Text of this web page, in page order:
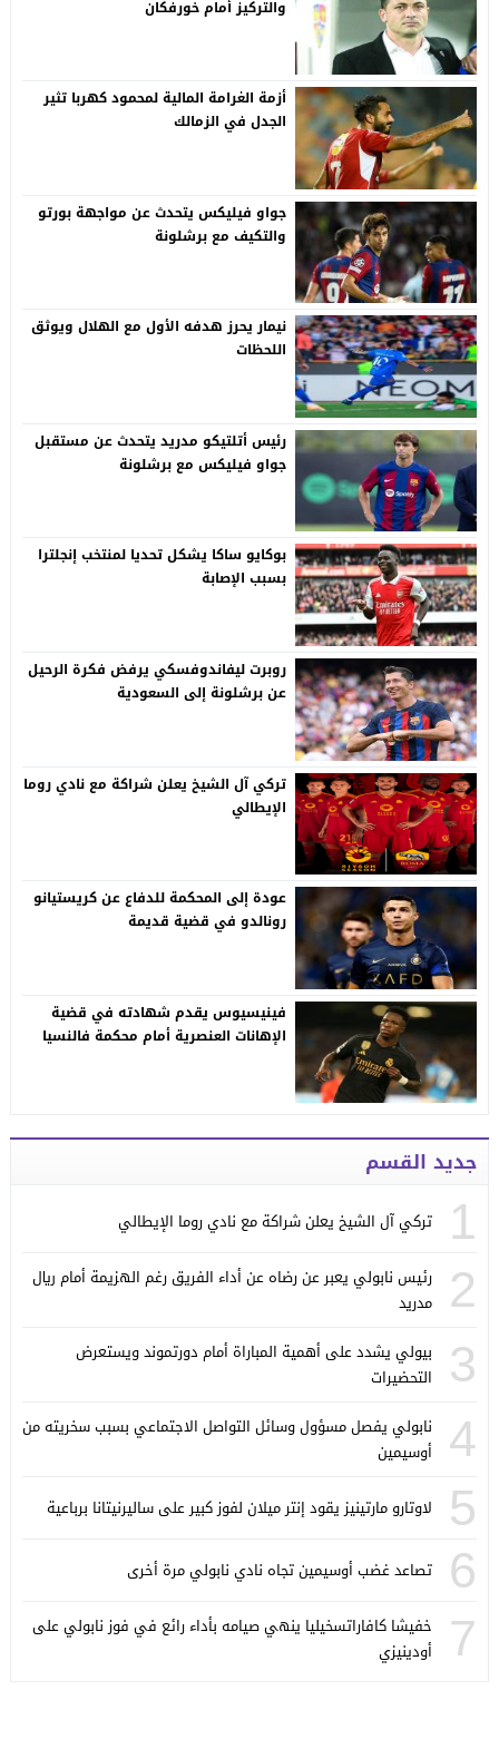
والتركيز أمام خورفكان
أزمة الغرامة المالية لمحمود كهربا تثير
الجدل في الزمالك
جواو فيليكس يتحدث عن مواجهة بورتو
والتكيف مع برشلونة
نيمار يحرز هدفه الأول مع الهلال ويوثق
اللحظات
رئيس أتلتيكو مدريد يتحدث عن مستقبل
جواو فيليكس مع برشلونة
بوكايو ساكا يشكل تحديا لمنتخب إنجلترا
بسبب الإصابة
روبرت ليفاندوفسكي يرفض فكرة الرحيل
عن برشلونة إلى السعودية
تركي آل الشيخ يعلن شراكة مع نادي روما
الإيطالي
عودة إلى المحكمة للدفاع عن كريستيانو
رونالدو في قضية قديمة
فينيسيوس يقدم شهادته في قضية
الإهانات العنصرية أمام محكمة فالنسيا
جديد القسم
1 تركي آل الشيخ يعلن شراكة مع نادي روما الإيطالي
2
رئيس نابولي يعبر عن رضاه عن أداء الفريق رغم الهزيمة أمام ريال
مدريد
3
بيولي يشدد على أهمية المباراة أمام دورتموند ويستعرض
التحضيرات
4
نابولي يفصل مسؤول وسائل التواصل الاجتماعي بسبب سخريته من
أوسيمين
5 لاوتارو مارتينيز يقود إنتر ميلان لفوز كبير على ساليرنيتانا برباعية
6 تصاعد غضب أوسيمين تجاه نادي نابولي مرة أخرى
7
خفيشا كافاراتسخيليا ينهي صيامه بأداء رائع في فوز نابولي على
أودينيزي